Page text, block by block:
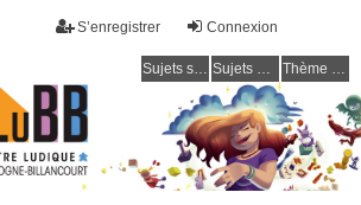
Connexion
S’enregistrer
Sujets sans réponse Sujets actifs Thème clair / foncé